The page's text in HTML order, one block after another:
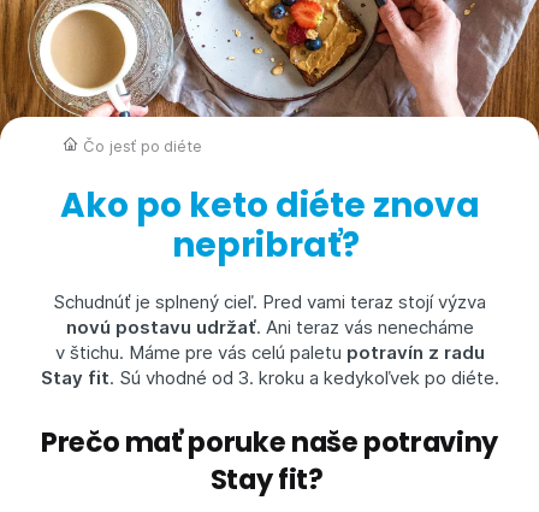
Čo jesť po diéte
Ako po keto diéte znova
nepribrať?
Schudnúť je splnený cieľ. Pred vami teraz stojí výzva
novú postavu udržať. Ani teraz vás nenecháme
v štichu. Máme pre vás celú paletu potravín z radu
Stay fit. Sú vhodné od 3. kroku a kedykoľvek po diéte.
Prečo mať poruke naše potraviny
Stay fit?